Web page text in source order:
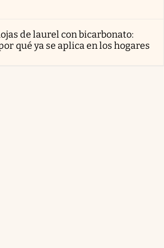
de laurel con bicarbonato:
qué ya se aplica en los hogares